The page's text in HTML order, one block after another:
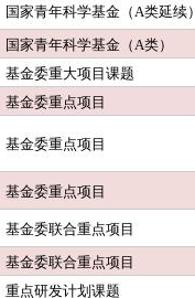
国家青年科学基金（A类延续）
国家青年科学基金（A类）
基金委重大项目课题
基金委重点项目
基金委重点项目
基金委重点项目
基金委联合重点项目
基金委联合重点项目
重点研发计划课题